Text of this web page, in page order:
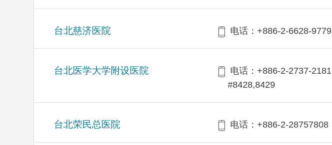
台北慈济医院 电话：+886-2-6628-9779
台北医学大学附设医院
电话：+886-2-2737-2181
#8428,8429
台北荣民总医院 电话：+886-2-28757808